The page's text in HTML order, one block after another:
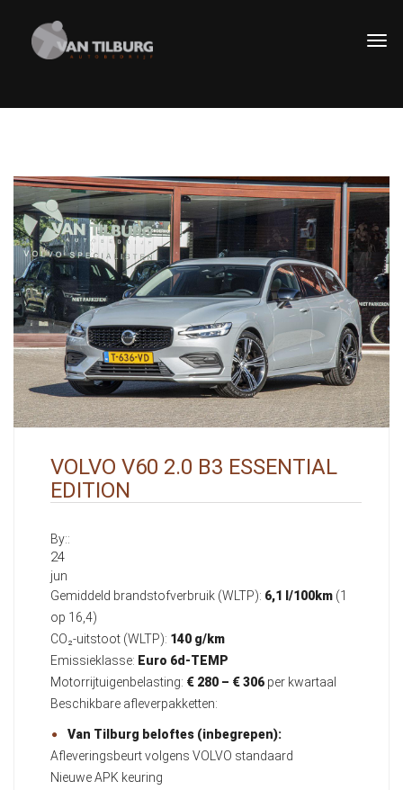
VOLVO V60 2.0 B3 ESSENTIAL
EDITION
By::
24
jun
Gemiddeld brandstofverbruik (WLTP): 6,1 l/100km (1
op 16,4)
CO₂-uitstoot (WLTP): 140 g/km
Emissieklasse: Euro 6d-TEMP
Motorrijtuigenbelasting: € 280 – € 306 per kwartaal
Beschikbare afleverpakketten:
Van Tilburg beloftes (inbegrepen):
Afleveringsbeurt volgens VOLVO standaard
Nieuwe APK keuring